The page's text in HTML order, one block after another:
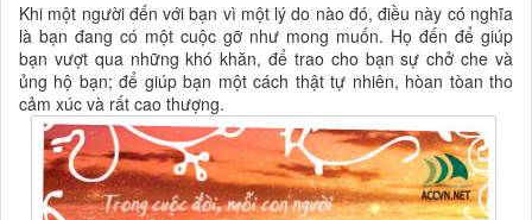
Khi một người đến với bạn vì một lý do nào đó, điều này có nghĩa
là bạn đang có một cuộc gỡ như mong muốn. Họ đến để giúp
bạn vượt qua những khó khăn, để trao cho bạn sự chở che và
ủng hộ bạn; để giúp bạn một cách thật tự nhiên, hòan tòan tho
cảm xúc và rất cao thượng.